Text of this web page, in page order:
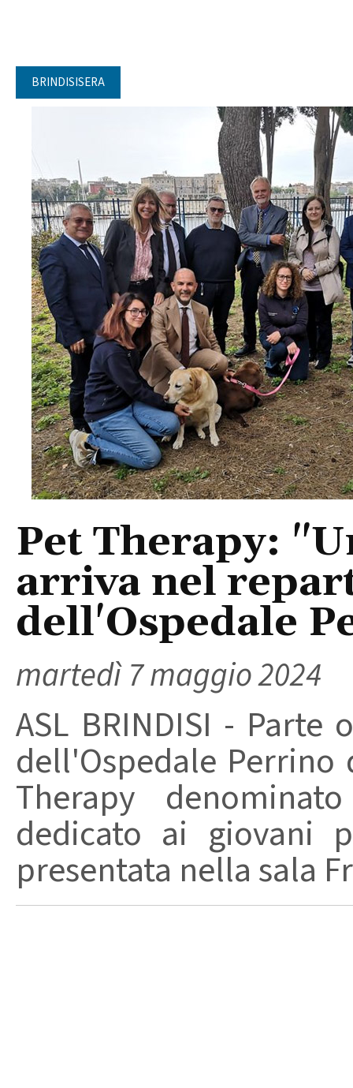
BRINDISISERA
Pet Therapy:
arriva nel
dell'Ospedale
martedì 7 maggio 2024
ASL BRINDISI -
dell'Ospedale
Therapy
dedicato ai giovani
presentata nella sala